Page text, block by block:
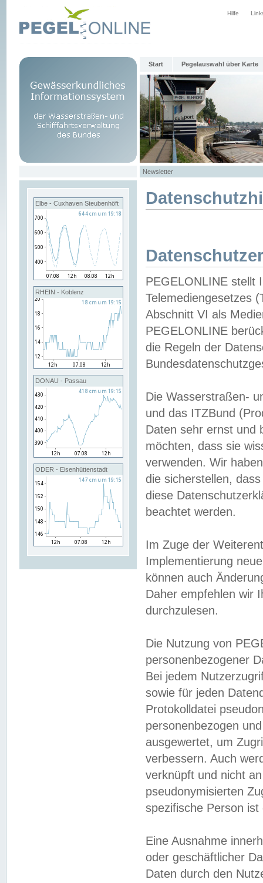
Hilfe
Start Pegelauswahl über Karte
Newsletter
Elbe - Cuxhaven Steubenhöft
RHEIN - Koblenz
DONAU - Passau
ODER - Eisenhüttenstadt
PEGELONLINE stellt
Telemediengesetzes
Abschnitt VI als
PEGELONLINE
die Regeln der
Die Wasserstraßen-
und das ITZBund
Daten sehr ernst und
möchten, dass sie
verwenden. Wir
die sicherstellen,
diese
beachtet werden.
Im Zuge der
Implementierung
können auch
Daher empfehlen wir
durchzulesen.
Die Nutzung von
personenbezogener
Bei jedem
sowie für jeden
Protokolldatei
personenbezogen
ausgewertet, um
verbessern. Auch
verknüpft und nicht
pseudonymisierten
spezifische Person
Eine Ausnahme
oder geschäftlicher
Daten durch den